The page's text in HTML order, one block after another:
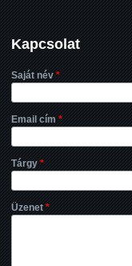
Kapcsolat
Saját név *
Email cím *
Tárgy *
Üzenet *